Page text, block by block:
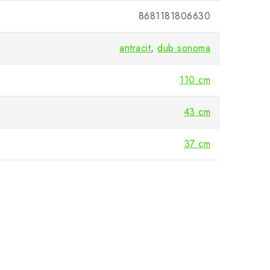
8681181806630
antracit, dub sonoma
110 cm
43 cm
37 cm